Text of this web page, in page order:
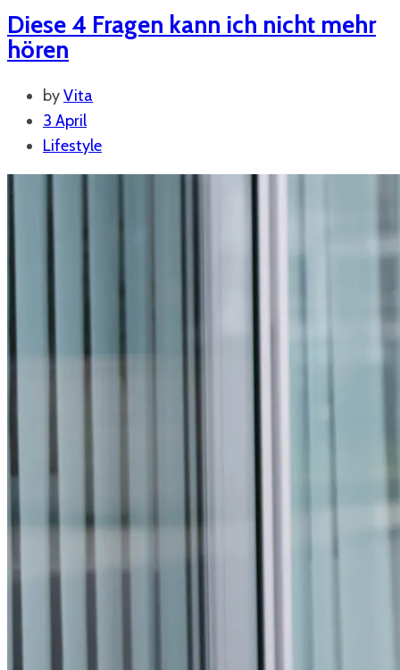
Diese 4 Fragen kann ich nicht mehr
hören
byVita
3 April
Lifestyle